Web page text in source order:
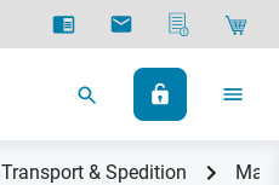
Transport & Spedition